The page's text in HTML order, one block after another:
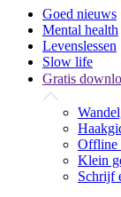
Goed nieuws
Mental health
Levenslessen
Slow life
Gratis
Offline
Klein
Schrijf